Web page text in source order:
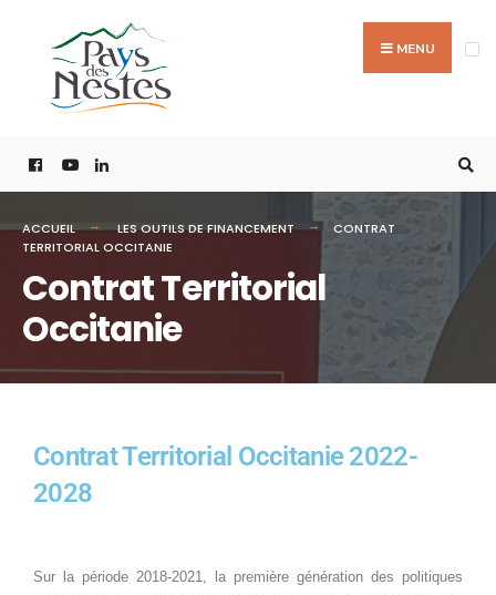
MENU
ACCUEIL LES OUTILS DE FINANCEMENT
CONTRAT
TERRITORIAL OCCITANIE
Contrat Territorial
Occitanie
Contrat Territorial Occitanie 2022-
2028
Sur la période 2018-2021, la première génération des politiques